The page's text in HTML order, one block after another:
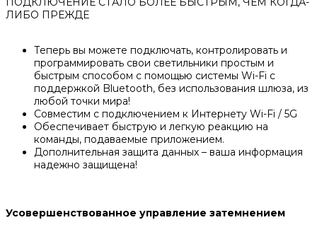
ЛИБО ПРЕЖДЕ
Теперь вы можете подключать, контролировать и
программировать свои светильники простым и
быстрым способом с помощью системы Wi-Fi с
поддержкой Bluetooth, без использования шлюза, из
любой точки мира!
Совместим с подключением к Интернету Wi-Fi / 5G
Обеспечивает быструю и легкую реакцию на
команды, подаваемые приложением.
Дополнительная защита данных – ваша информация
надежно защищена!
Усовершенствованное управление затемнением